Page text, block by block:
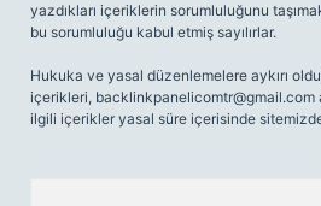
yazdıkları içeriklerin sorumluluğunu
bu sorumluluğu kabul etmiş sayılırlar.
Hukuka ve yasal düzenlemelere aykırı
içerikleri, backlinkpanelicomtr@gmail.com
ilgili içerikler yasal süre içerisinde